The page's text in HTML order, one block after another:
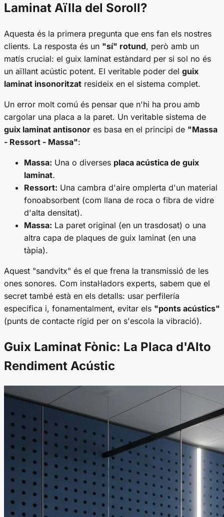
Laminat Aïlla del Soroll?
Aquesta és la primera pregunta que ens fan els nostres
clients. La resposta és un "sí" rotund, però amb un
matís crucial: el guix laminat estàndard per si sol no és
un aïllant acústic potent. El veritable poder del guix
laminat insonoritzat resideix en el sistema complet.
Un error molt comú és pensar que n'hi ha prou amb
cargolar una placa a la paret. Un veritable sistema de
guix laminat antisonor es basa en el principi de "Massa
- Ressort - Massa":
Massa: Una o diverses placa acústica de guix
laminat.
Ressort: Una cambra d'aire omplerta d'un material
fonoabsorbent (com llana de roca o fibra de vidre
d'alta densitat).
Massa: La paret original (en un trasdosat) o una
altra capa de plaques de guix laminat (en una
tàpia).
Aquest "sandvitx" és el que frena la transmissió de les
ones sonores. Com instal·ladors experts, sabem que el
secret també està en els detalls: usar perfilería
específica i, fonamentalment, evitar els "ponts acústics"
(punts de contacte rígid per on s'escola la vibració).
Guix Laminat Fònic: La Placa d'Alto
Rendiment Acústic